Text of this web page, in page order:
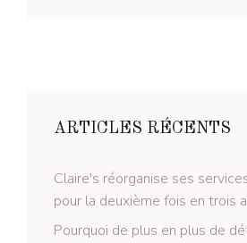
ARTICLES RÉCENTS
Claire's réorganise ses
pour la deuxième fois en trois
Pourquoi de plus en plus de